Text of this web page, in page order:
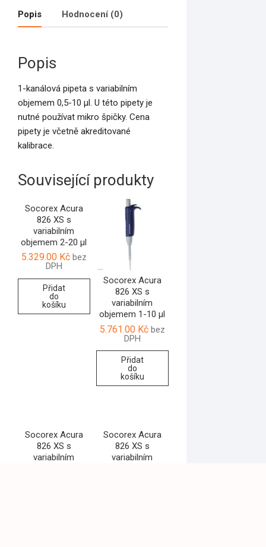
Popis Hodnocení (0)
Popis
1-kanálová pipeta s variabilním
objemem 0,5-10 µl. U této pipety je
nutné používat mikro špičky. Cena
pipety je včetně akreditované
kalibrace.
Související produkty
Socorex Acura
826 XS s
variabilním
objemem 2-20 µl
5.329.00 Kč bez
DPH
Přidat
do
košíku
Socorex Acura
826 XS s
variabilním
objemem 1-10 µl
5.761.00 Kč bez
DPH
Přidat
do
košíku
Socorex Acura
826 XS s
variabilním
Socorex Acura
826 XS s
variabilním